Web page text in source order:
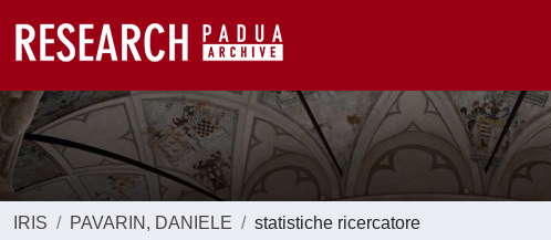
IRIS PAVARIN, DANIELE statistiche ricercatore